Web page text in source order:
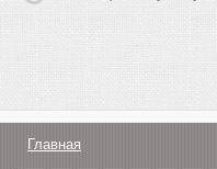
Главная